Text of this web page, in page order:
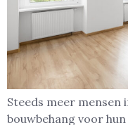
Steeds meer mensen
bouwbehang voor